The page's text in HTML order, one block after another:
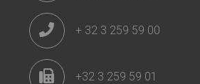
+ 32 3 259 59 00
+32 3 259 59 01